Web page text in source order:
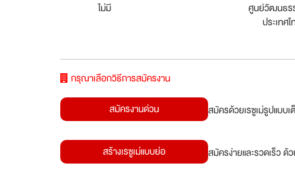
ไม่มี
ศูนย์วัฒนธร
ประเทศ
กรุณาเลือกวิธีการสมัครงาน
สมัครงานด่วน
สมัครด้วยเรซูเม่รูปแบบ
สร้างเรซูเม่แบบย่อ สมัครง่ายและรวดเร็ว